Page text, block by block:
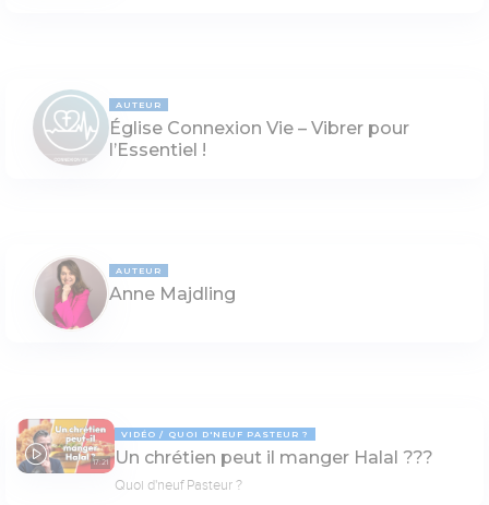
AUTEUR
Église Connexion Vie – Vibrer pour
l’Essentiel !
AUTEUR
Anne Majdling
17:21
VIDÉO QUOI D'NEUF PASTEUR ?
Un chrétien peut il manger Halal ???
Quoi d'neuf Pasteur ?